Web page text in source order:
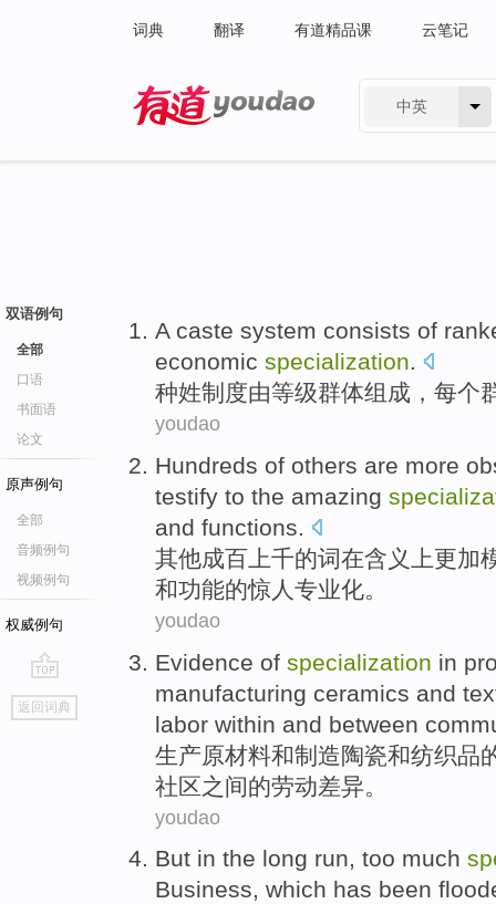
词典 翻译 有道精品课 云笔记
中英
双语例句
全部
口语
书面语
论文
原声例句
全部
音频例句
视频例句
权威例句
go
top
返回词典
A caste system consists of
economic specialization.
种姓制度由等级群体组成， 每个
youdao
Hundreds of others are more
testify to the amazing
and functions.
其他成百 上千的词在含义 上更加
和功能的惊人 专业化。
youdao
Evidence of specialization in
manufacturing ceramics and
labor within and between
生产原材料和制造陶瓷和纺织品
社区之间的劳动差异 。
youdao
But in the long run, too much
Business, which has been